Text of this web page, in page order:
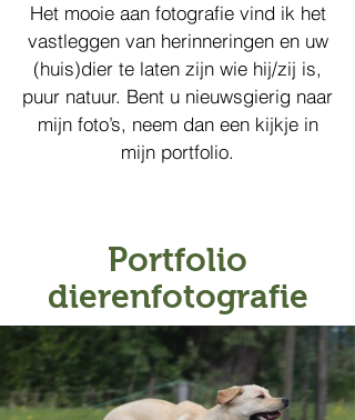
Het mooie aan fotografie vind ik het
vastleggen van herinneringen en uw
(huis)dier te laten zijn wie hij/zij is,
puur natuur. Bent u nieuwsgierig naar
mijn foto’s, neem dan een kijkje in
mijn portfolio.
Portfolio
dierenfotografie